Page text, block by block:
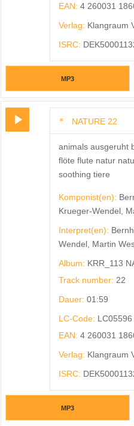
EAN: 4 260031
Verlag: Klangraum
ISRC:
MP3
NATURE 22
animals ausgeruht
flöte flute natur
soothing tiere
Komponist(en):
Krueger-Wendel,
Interpret(en):
Wendel, Martin
Album: KRR_113
Track number: 22
Dauer: 01:59
LC-Code: LC05596
EAN: 4 260031
Verlag: Klangraum
ISRC:
MP3